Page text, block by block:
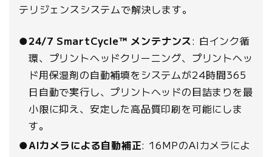
テリジェンスシステムで解決します。
●24/7 SmartCycle™ メンテナンス: 白インク循
環、プリントヘッドクリーニング、プリントヘッ
ド用保湿剤の自動補填をシステムが24時間365
日自動で実行し、プリントヘッドの目詰まりを最
小限に抑え、安定した高品質印刷を可能にしま
す。
●AIカメラによる自動補正: 16MPのAIカメラによ